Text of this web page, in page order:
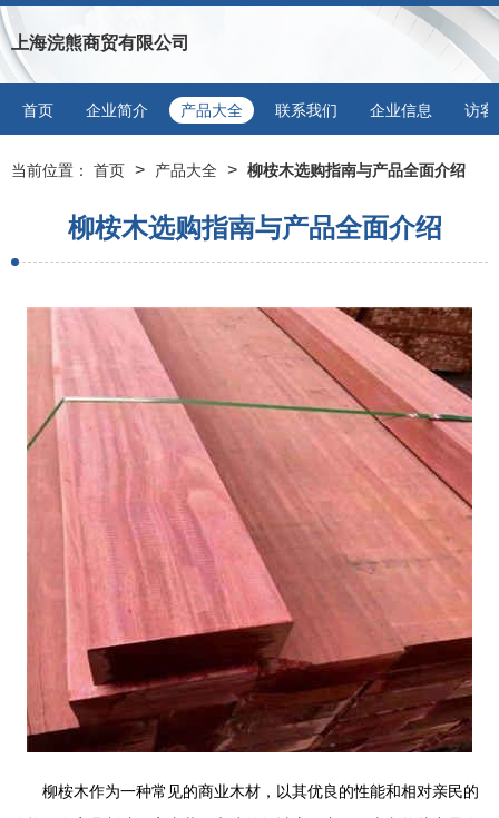
上海浣熊商贸有限公司
首页 企业简介 产品大全 联系我们 企业信息 访客
当前位置： 首页 > 产品大全 > 柳桉木选购指南与产品全面介绍
柳桉木选购指南与产品全面介绍
柳桉木作为一种常见的商业木材，以其优良的性能和相对亲民的